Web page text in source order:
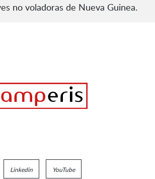
no voladoras de Nueva Guinea.
Linkedin YouTube